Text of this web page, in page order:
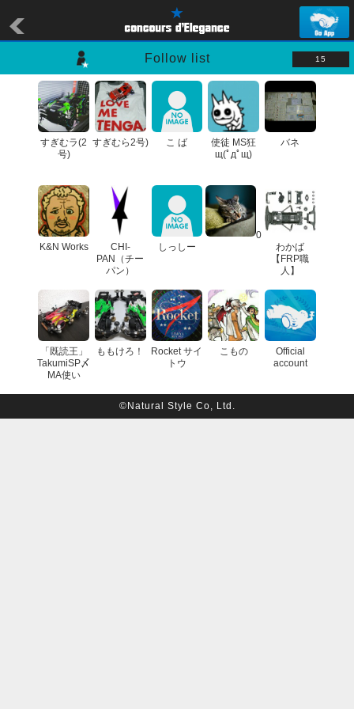
Follow list 15
すぎむラ(2
号)
すぎむら2号) こ ば
使徒 MS狂
щ(ﾟдﾟщ)
バネ
K&N Works
CHI-
PAN（チー
パン）
しっしー
0
わかば
【FRP職
人】
「既読王」
TakumiSP〆
MA使い
ももけろ！
Rocket サイ
トウ
こもの
Official
account
©Natural Style Co, Ltd.